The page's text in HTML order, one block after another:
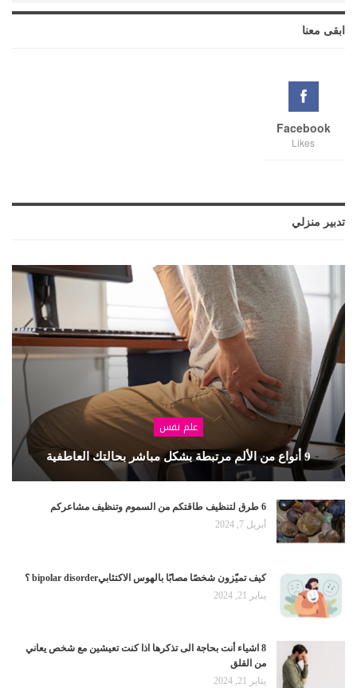
ابقى معنا
Facebook
Likes
تدبير منزلي
علم نفس
9 أنواع من الألم مرتبطة بشكل مباشر بحالتك العاطفية
6 طرق لتنظيف طاقتكم من السموم وتنظيف مشاعركم
أبريل 7, 2024
كيف تميّزون شخصًا مصابًا بالهوس الاكتئابيbipolar disorder ؟
يناير 21, 2024
8 اشياء أنت بحاجة الى تذكرها اذا كنت تعيشين مع شخص يعاني
من القلق
يناير 21, 2024